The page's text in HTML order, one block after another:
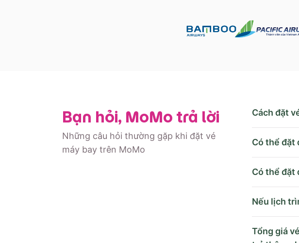
Bạn hỏi, MoMo trả lời
Những câu hỏi thường gặp khi đặt vé
máy bay trên MoMo
Cách đặt
Có thể đặt
Có thể đặt
Nếu lịch
Tổng giá